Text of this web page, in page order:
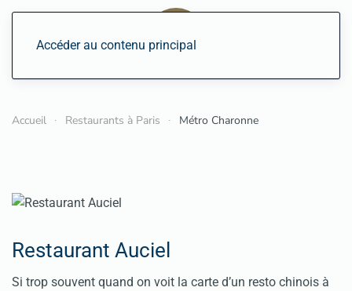
Accéder au contenu principal
Accueil Restaurants à Paris Métro Charonne
Restaurant Auciel
Si trop souvent quand on voit la carte d’un resto chinois à